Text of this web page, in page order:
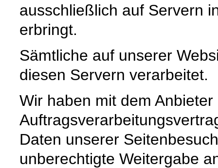
ausschließlich auf Servern
erbringt.
Sämtliche auf unserer
diesen Servern verarbeitet.
Wir haben mit dem Anbieter
Daten unserer
unberechtigte Weitergabe